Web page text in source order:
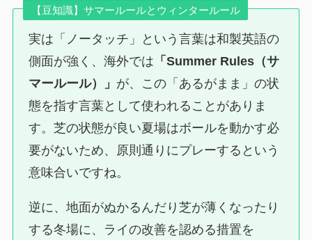
【豆知識】サマールールとウィンタールール
実は「ノータッチ」という言葉は和製英語の
側面が強く、海外では 「Summer Rules（サ
マールール）」 が、この「あるがまま」の状
態を指す言葉として使われることがありま
す。芝の状態が良い夏場はボールを動かす必
要がないため、原則通りにプレーするという
意味合いですね。
逆に、地面がぬかるんだり芝が薄くなったり
する冬場に、ライの改善を認める措置を